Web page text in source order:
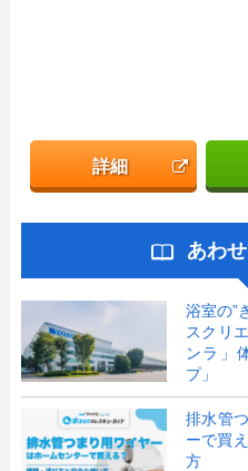
詳細
あわ
浴室の”
スクリ
ンラ」
プ」
排水管
ーで買
方